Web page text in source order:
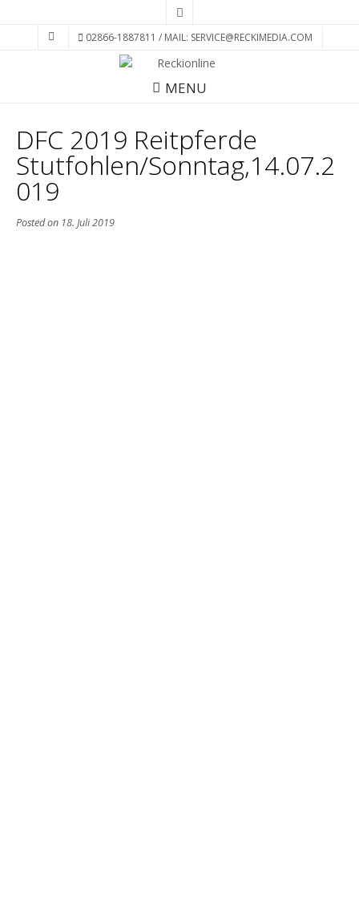
02866-1887811 / MAIL: SERVICE@RECKIMEDIA.COM
MENU
DFC 2019 Reitpferde
Stutfohlen/Sonntag,14.07.2
019
Posted on 18. Juli 2019